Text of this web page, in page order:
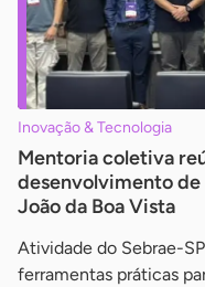
Inovação & Tecnologia
Mentoria coletiva
desenvolvimento de
João da Boa Vista
Atividade do Sebrae-
ferramentas práticas